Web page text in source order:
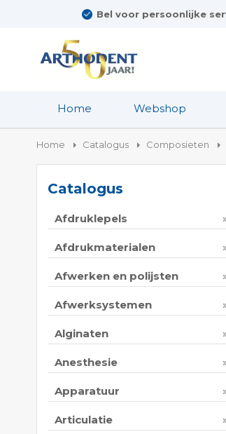
Bel voor persoonlijke
Home Webshop
Home Catalogus Composieten
Catalogus
Afdruklepels
Afdrukmaterialen
Afwerken en polijsten
Afwerksystemen
Alginaten
Anesthesie
Apparatuur
Articulatie